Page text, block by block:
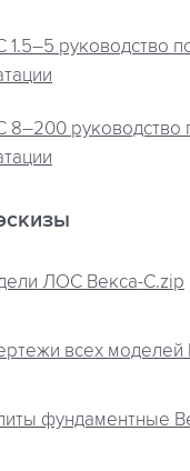
1.5–5 руководство
8–200 руководство
ЛОС Векса-С.zip
всех моделей
фундаментные